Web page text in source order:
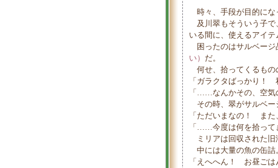
時々、手段が目的にな
及川翠もそういう子で
いる間に、使えるアイ
困ったのはサルベージ
い） だ。
何せ、拾ってくるもの
「ガラクタばっかり！
「……なんかその、空気
その時、翠がサルベー
「ただいまなの！ また
「……今度は何を拾って
ミリアは回収された旧
中には大量の魚の缶詰
「えへへん！ お昼ご